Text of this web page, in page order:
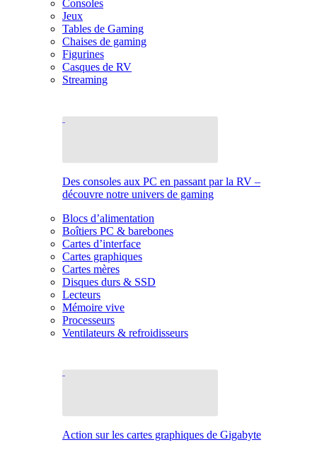
Consoles
Jeux
Tables de Gaming
Chaises de gaming
Figurines
Casques de RV
Streaming
Des consoles aux PC en passant par la RV –
découvre notre univers de gaming
Blocs d’alimentation
Boîtiers PC & barebones
Cartes d’interface
Cartes graphiques
Cartes mères
Disques durs & SSD
Lecteurs
Mémoire vive
Processeurs
Ventilateurs & refroidisseurs
Action sur les cartes graphiques de Gigabyte